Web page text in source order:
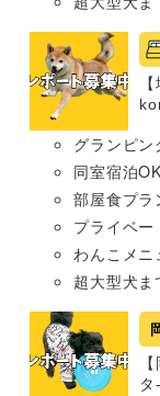
グランピン
同室宿泊OK
部屋食プラ
プライベー
わんこメニ
超大型犬ま
タ